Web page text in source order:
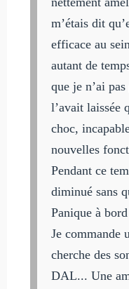
m’étais dit
efficace au
autant de
que je n’ai
l’avait laissée
choc,
nouvelles
Pendant ce
diminué sans
Panique à
Je commande
cherche des
DAL... Une